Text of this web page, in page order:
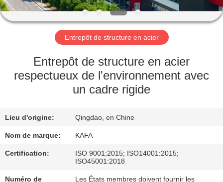
SPECTACLE
DE
RÉALITÉ
VIRTUELLE
DE
NOUS
Entrepôt de structure en acier
Entrepôt de structure en acier
respectueux de l'environnement avec
un cadre rigide
Lieu d'origine: Qingdao, en Chine
Nom de marque: KAFA
Certification:
ISO 9001:2015; ISO14001:2015;
ISO45001:2018
Numéro de
Les États membres doivent fournir les